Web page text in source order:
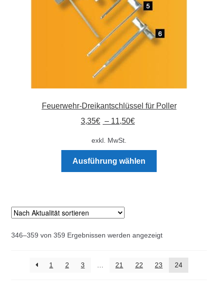
gewählt
werden
Feuerwehr-Dreikantschlüssel für Poller
3,35€ – 11,50€
exkl. MwSt.
Ausführung wählen
Optionen
auf
346–359 von 359 Ergebnissen werden angezeigtNach
sortiert
1
2 3 … 21 22 23 24